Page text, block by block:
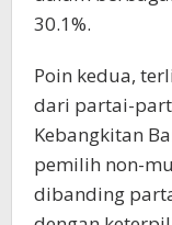
30.1%.
Poin kedua,
dari partai-
Kebangkitan
pemilih non-
dibanding